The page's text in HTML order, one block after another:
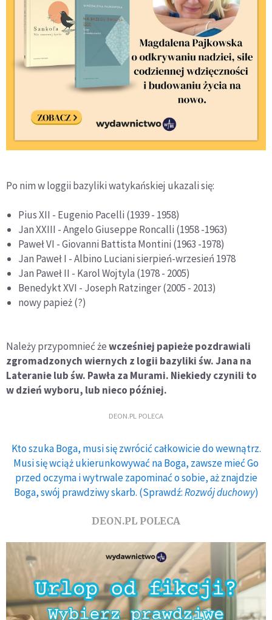
Po nim w loggii bazyliki watykańskiej ukazali się:
Pius XII - Eugenio Pacelli (1939 - 1958)
Jan XXIII - Angelo Giuseppe Roncalli (1958 -1963)
Paweł VI - Giovanni Battista Montini (1963 -1978)
Jan Paweł I - Albino Luciani sierpień-wrzesień 1978
Jan Paweł II - Karol Wojtyla (1978 - 2005)
Benedykt XVI - Joseph Ratzinger (2005 - 2013)
nowy papież (?)
Należy przypomnieć żewcześniej papieże pozdrawiali
zgromadzonych wiernych z logii bazyliki św. Jana na
Lateranie lub św. Pawła za Murami. Niekiedy czynili to
w dzień wyboru, lub nieco później.
DEON.PL POLECA
Kto szuka Boga, musi się zwrócić całkowicie do wewnątrz.
Musi się wciąż ukierunkowywać na Boga, zawsze mieć Go
przed oczyma i wytrwale zapominać o sobie, aż znajdzie
Boga, swój prawdziwy skarb. (Sprawdź:Rozwój duchowy)
DEON.PL POLECA